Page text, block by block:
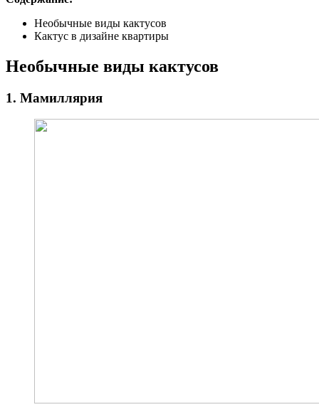
Необычные виды кактусов
Кактус в дизайне квартиры
Необычные виды кактусов
1. Мамиллярия